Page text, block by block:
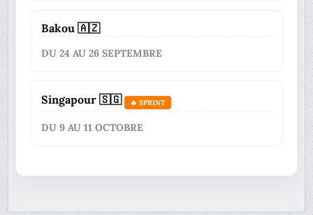
Bakou 🇦🇿
DU 24 AU 26 SEPTEMBRE
Singapour 🇸🇬 🔥 SPRINT
DU 9 AU 11 OCTOBRE